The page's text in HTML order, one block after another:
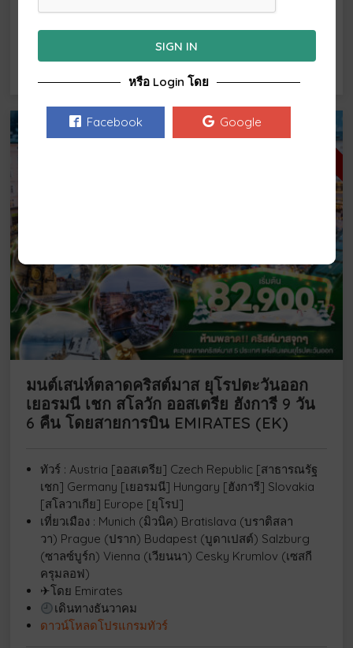
ดาวน์โหลดโปรแกรมทัวร์
จองเลย
25 ธค-2 มค.
มนต์เสน่ห์ตลาดคริสต์มาส ยุโรปตะวันออก
เยอรมนี เชก สโลวัก ออสเตรีย ฮังการี 9 วัน
6 คืน โดยสายการบิน EMIRATES (EK)
ทัวร์ : Austria [ออสเตรีย] Czech Republic [สาธารณรัฐ
เชก] Germany [เยอรมนี] Hungary [ฮังการี] Slovakia
[สโลวาเกีย] Europe [ยุโรป]
เที่ยวเมือง : Munich (มิวนิค) Bratislava (บราติสลา
วา) Prague (ปราก) Budapest (บูดาเปสต์) Salzburg
(ซาลซ์บูร์ก) Vienna (เวียนนา) Cesky Krumlov (เซสกี
ครุมลอฟ)
✈โดย Emirates
เดินทางธันวาคม
ดาวน์โหลดโปรแกรมทัวร์
SIGN IN
หรือ Login โดย
Facebook Google